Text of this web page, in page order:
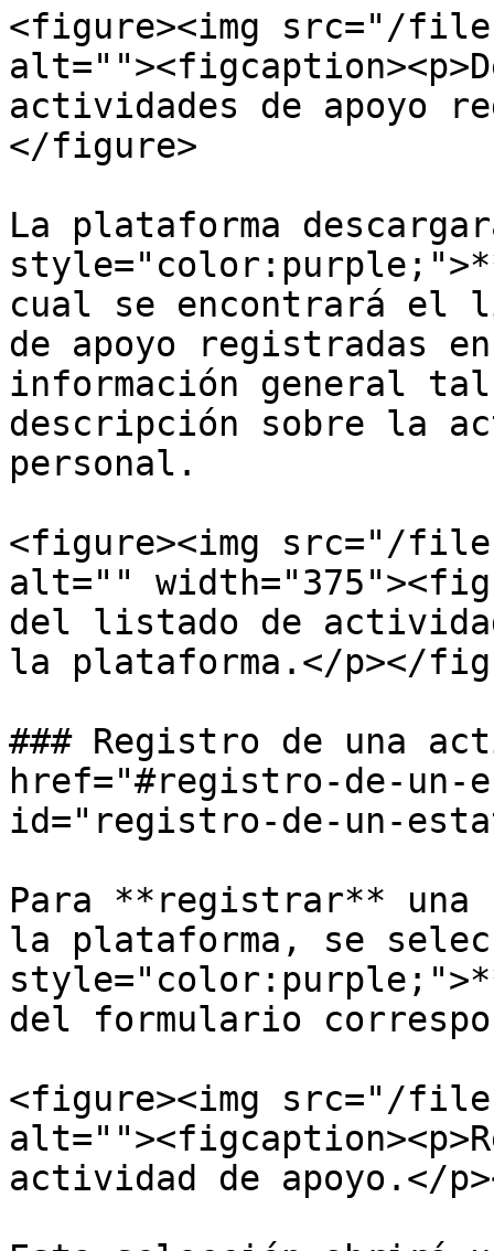
<figure><img src="/files/
actividades de apoyo
</figure>
La plataforma
cual se encontrará el
de apoyo registradas
información general
descripción sobre la
personal.
<figure><img src="/files/
alt=""
del listado de
la plataforma.</p></
### Registro de una
href="#registro-de-un-
id="registro-de-un-
Para **registrar** una
la plataforma, se
del formulario
<figure><img src="/
actividad de apoyo.</